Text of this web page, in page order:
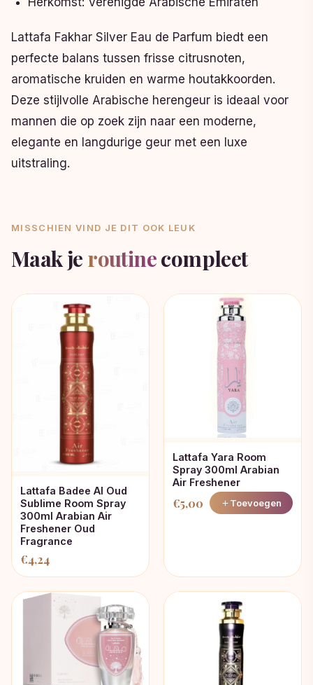
Lattafa Fakhar Silver Eau de Parfum biedt een
perfecte balans tussen frisse citrusnoten,
aromatische kruiden en warme houtakkoorden.
Deze stijlvolle Arabische herengeur is ideaal voor
mannen die op zoek zijn naar een moderne,
elegante en langdurige geur met een luxe
uitstraling.
MISSCHIEN VIND JE DIT OOK LEUK
Maak je routinecompleet
Lattafa Badee Al Oud
Sublime Room Spray
300ml Arabian Air
Freshener Oud
Fragrance
€4,24
Lattafa Yara Room
Spray 300ml Arabian
Air Freshener
€5,00 Toevoegen